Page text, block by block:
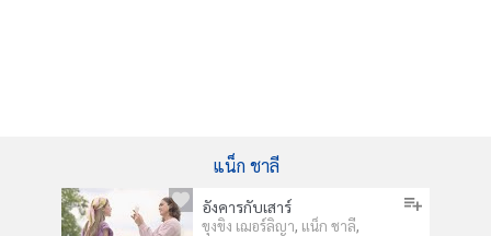
แน็ก ชาลี
อังคารกับเสาร์
ขุงขิง เฌอร์ลิญา, แน็ก ชาลี,